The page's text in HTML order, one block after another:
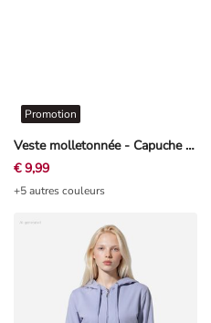
Veste molletonnée - Capuche à cordon - rosé tendre
Promotion
€ 9,99
+5 autres couleurs